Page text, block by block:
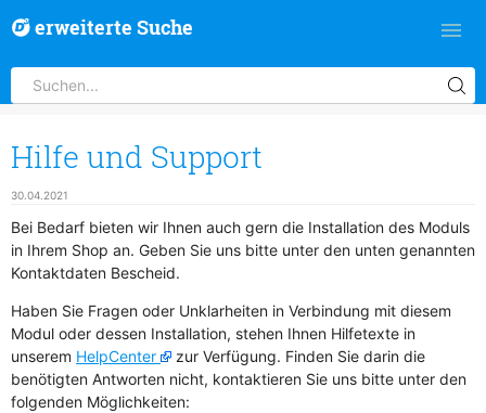
erweiterte Suche
Hilfe und Support
30.04.2021
Bei Bedarf bieten wir Ihnen auch gern die Installation des Moduls
in Ihrem Shop an. Geben Sie uns bitte unter den unten genannten
Kontaktdaten Bescheid.
Haben Sie Fragen oder Unklarheiten in Verbindung mit diesem
Modul oder dessen Installation, stehen Ihnen Hilfetexte in
unserem HelpCenter
zur Verfügung. Finden Sie darin die
benötigten Antworten nicht, kontaktieren Sie uns bitte unter den
folgenden Möglichkeiten: